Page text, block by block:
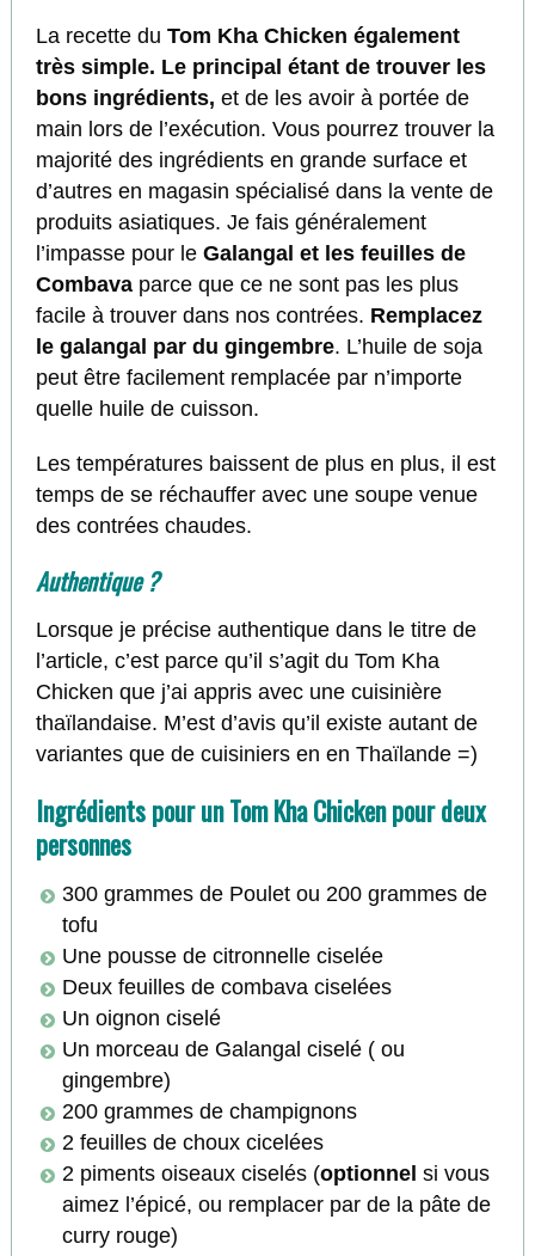
La recette du Tom Kha Chicken également
très simple. Le principal étant de trouver les
bons ingrédients, et de les avoir à portée de
main lors de l’exécution. Vous pourrez trouver la
majorité des ingrédients en grande surface et
d’autres en magasin spécialisé dans la vente de
produits asiatiques. Je fais généralement
l’impasse pour leGalangal et les feuilles de
Combavaparce que ce ne sont pas les plus
facile à trouver dans nos contrées. Remplacez
le galangal par du gingembre. L’huile de soja
peut être facilement remplacée par n’importe
quelle huile de cuisson.
Les températures baissent de plus en plus, il est
temps de se réchauffer avec une soupe venue
des contrées chaudes.
Authentique ?
Lorsque je précise authentique dans le titre de
l’article, c’est parce qu’il s’agit du Tom Kha
Chicken que j’ai appris avec une cuisinière
thaïlandaise. M’est d’avis qu’il existe autant de
variantes que de cuisiniers en en Thaïlande =)
Ingrédients pour un Tom Kha Chicken pour deux
personnes
300 grammes de Poulet ou 200 grammes de
tofu
Une pousse de citronnelle ciselée
Deux feuilles de combava ciselées
Un oignon ciselé
Un morceau de Galangal ciselé ( ou
gingembre)
200 grammes de champignons
2 feuilles de choux cicelées
2 piments oiseaux ciselés (optionnel si vous
aimez l’épicé, ou remplacer par de la pâte de
curry rouge)